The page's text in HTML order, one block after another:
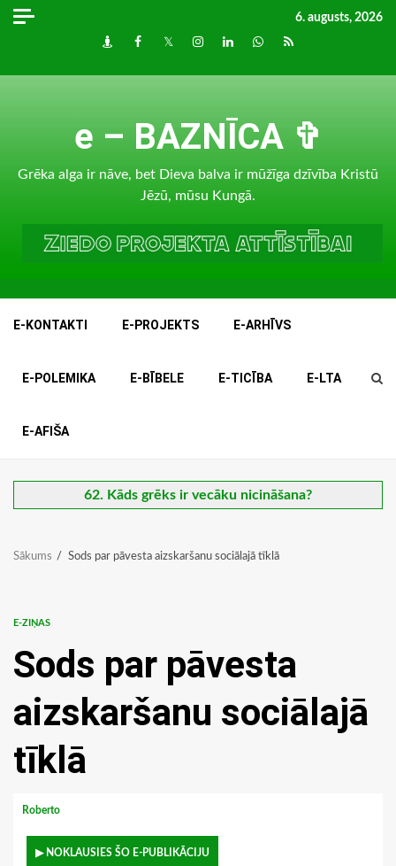
Skip
6. augusts, 2026
DraugiemFacebook
TwitterInstagram
LinkedInwhatsapp
RSS
e – BAZNĪCA ✞
Grēka alga ir nāve, bet Dieva balva ir mūžīga dzīvība Kristū
Jēzū, mūsu Kungā.
E-KONTAKTI E-PROJEKTS E-ARHĪVS
E-POLEMIKA E-BĪBELE E-TICĪBA E-LTA
E-AFIŠA
62. Kāds grēks ir vecāku nicināšana?
Sākums Sods par pāvesta aizskaršanu sociālajā tīklā
E-ZIŅAS
Sods par pāvesta
aizskaršanu sociālajā
tīklā
Roberto
▶ NOKLAUSIES ŠO E-PUBLIKĀCIJU